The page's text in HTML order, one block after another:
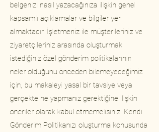
belgenizi nasıl yazacağınıza ilişkin genel
kapsamlı açıklamalar ve bilgiler yer
almaktadır. İşletmeniz ile müşterileriniz ve
ziyaretçileriniz arasında oluşturmak
istediğiniz özel gönderim politikalarının
neler olduğunu önceden bilemeyeceğimiz
için, bu makaleyi yasal bir tavsiye veya
gerçekte ne yapmanız gerektiğine ilişkin
öneriler olarak kabul etmemelisiniz. Kendi
Gönderim Politikanızı oluşturma konusunda